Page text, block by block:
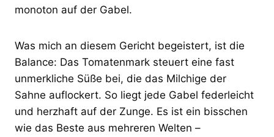
monoton auf der Gabel.
Was mich an diesem Gericht begeistert, ist die
Balance: Das Tomatenmark steuert eine fast
unmerkliche Süße bei, die das Milchige der
Sahne auflockert. So liegt jede Gabel federleicht
und herzhaft auf der Zunge. Es ist ein bisschen
wie das Beste aus mehreren Welten –